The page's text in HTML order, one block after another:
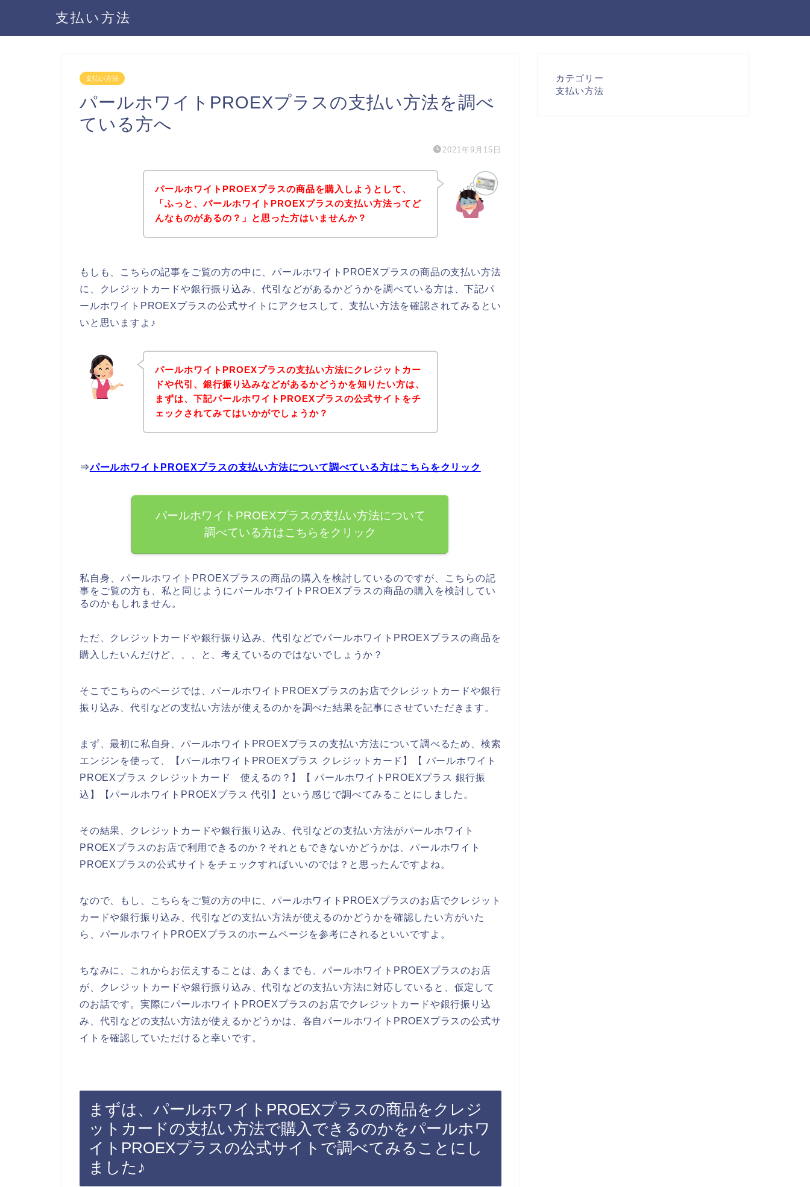
支払い方法
支払い方法
パールホワイトPROEXプラスの支払い方法を調べ
ている方へ
2021年9月15日
パールホワイトPROEXプラスの商品を購入しようとして、
「ふっと、パールホワイトPROEXプラスの支払い方法ってど
んなものがあるの？」と思った方はいませんか？
もしも、こちらの記事をご覧の方の中に、パールホワイトPROEXプラスの商品の支払い方法
に、クレジットカードや銀行振り込み、代引などがあるかどうかを調べている方は、下記パ
ールホワイトPROEXプラスの公式サイトにアクセスして、支払い方法を確認されてみるとい
いと思いますよ♪
パールホワイトPROEXプラスの支払い方法にクレジットカー
ドや代引、銀行振り込みなどがあるかどうかを知りたい方は、
まずは、下記パールホワイトPROEXプラスの公式サイトをチ
ェックされてみてはいかがでしょうか？
⇒パールホワイトPROEXプラスの支払い方法について調べている方はこちらをクリック
パールホワイトPROEXプラスの支払い方法について
調べている方はこちらをクリック
私自身、パールホワイトPROEXプラスの商品の購入を検討しているのですが、こちらの記
事をご覧の方も、私と同じようにパールホワイトPROEXプラスの商品の購入を検討してい
るのかもしれません。
ただ、クレジットカードや銀行振り込み、代引などでパールホワイトPROEXプラスの商品を
購入したいんだけど、、、と、考えているのではないでしょうか？
そこでこちらのページでは、パールホワイトPROEXプラスのお店でクレジットカードや銀行
振り込み、代引などの支払い方法が使えるのかを調べた結果を記事にさせていただきます。
まず、最初に私自身、パールホワイトPROEXプラスの支払い方法について調べるため、検索
エンジンを使って、【パールホワイトPROEXプラス クレジットカード】【 パールホワイト
PROEXプラス クレジットカード 使えるの？】【 パールホワイトPROEXプラス 銀行振
込】【パールホワイトPROEXプラス 代引】という感じで調べてみることにしました。
その結果、クレジットカードや銀行振り込み、代引などの支払い方法がパールホワイト
PROEXプラスのお店で利用できるのか？それともできないかどうかは、パールホワイト
PROEXプラスの公式サイトをチェックすればいいのでは？と思ったんですよね。
なので、もし、こちらをご覧の方の中に、パールホワイトPROEXプラスのお店でクレジット
カードや銀行振り込み、代引などの支払い方法が使えるのかどうかを確認したい方がいた
ら、パールホワイトPROEXプラスのホームページを参考にされるといいですよ。
ちなみに、これからお伝えすることは、あくまでも、パールホワイトPROEXプラスのお店
が、クレジットカードや銀行振り込み、代引などの支払い方法に対応していると、仮定して
のお話です。実際にパールホワイトPROEXプラスのお店でクレジットカードや銀行振り込
み、代引などの支払い方法が使えるかどうかは、各自パールホワイトPROEXプラスの公式サ
イトを確認していただけると幸いです。
まずは、パールホワイトPROEXプラスの商品をクレジ
ットカードの支払い方法で購入できるのかをパールホワ
イトPROEXプラスの公式サイトで調べてみることにし
ました♪
カテゴリー
支払い方法